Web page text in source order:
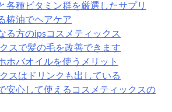
各種ビタミン群を厳選したサプリ
椿油でヘアケア
る方のipsコスメティックス
スで髪の毛を改善できます
ホバオイルを使うメリット
スはドリンクも出している
安心して使えるコスメティックスの